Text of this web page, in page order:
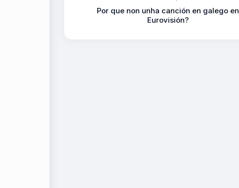
Por que non unha canción en galego en
Eurovisión?